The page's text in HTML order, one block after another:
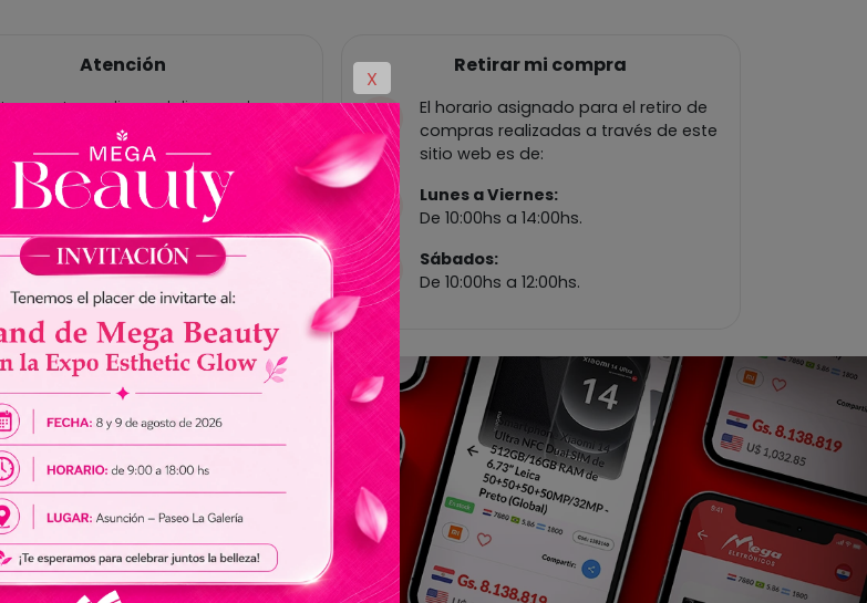
X
Atención
Las ventas online y delivery solo
están habilitadas para Paraguay, no
tenemos cuentas bancárias en
Brasil.
No somos responsables por envios
de dinero a nuestros vendedores.
Retirar mi compra
El horario asignado para el retiro de
compras realizadas a través de este
sitio web es de:
Lunes a Viernes:
De 10:00hs a 14:00hs.
Sábados:
De 10:00hs a 12:00hs.